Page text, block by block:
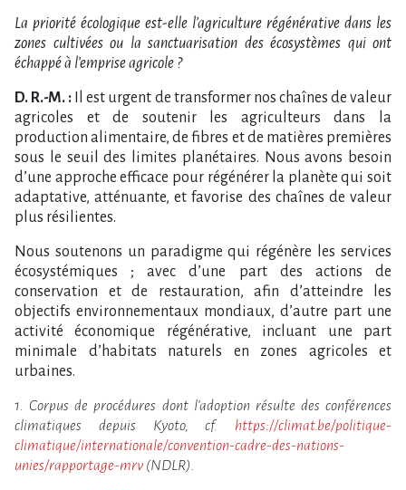
La priorité écologique est-elle l’agriculture régénérative dans les
zones cultivées ou la sanctuarisation des écosystèmes qui ont
échappé à l’emprise agricole ?
D. R.-M. : Il est urgent de transformer nos chaînes de valeur
agricoles et de soutenir les agriculteurs dans la
production alimentaire, de fibres et de matières premières
sous le seuil des limites planétaires. Nous avons besoin
d’une approche efficace pour régénérer la planète qui soit
adaptative, atténuante, et favorise des chaînes de valeur
plus résilientes.
Nous soutenons un paradigme qui régénère les services
écosystémiques ; avec d’une part des actions de
conservation et de restauration, afin d’atteindre les
objectifs environnementaux mondiaux, d’autre part une
activité économique régénérative, incluant une part
minimale d’habitats naturels en zones agricoles et
urbaines.
1. Corpus de procédures dont l’adoption résulte des conférences
climatiques depuis Kyoto, cf. https://climat.be/politique-
climatique/internationale/convention-cadre-des-nations-
unies/rapportage-mrv (NDLR).